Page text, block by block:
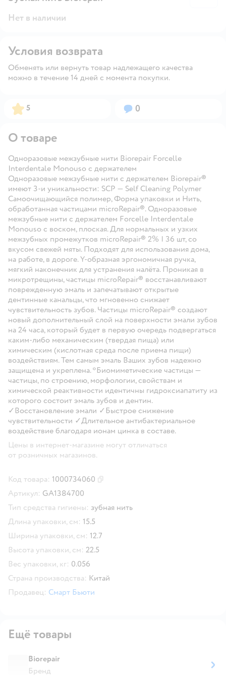
Нет в наличии
Условия возврата
Обменять или вернуть товар надлежащего качества
можно в течение 14 дней с момента покупки.
Рейтинг:
5 Вопросов:
0
О товаре
Одноразовые межзубные нити Biorepair Forcelle
Interdentale Monouso с держателем
Одноразовые межзубные нити с держателем Biorepair®
имеют 3-и уникальности: SCP — Self Cleaning Polymer
Самоочищающийся полимер, Форма упаковки и Нить,
обработанная частицами microRepair®. Одноразовые
межзубные нити с держателем Forcelle Interdentale
Monouso с воском, плоская. Для нормальных и узких
межзубных промежутков microRepair® 2% | 36 шт, со
вкусом свежей мяты. Подходят для использования дома,
на работе, в дороге. Y-образная эргономичная ручка,
мягкий наконечник для устранения налёта. Проникая в
микротрещины, частицы microRepair® восстанавливают
поврежденную эмаль и запечатывают открытые
дентинные канальцы, что мгновенно снижает
чувствительность зубов. Частицы microRepair® создают
новый дополнительный слой на поверхности эмали зубов
на 24 часа, который будет в первую очередь подвергаться
каким-либо механическим (твердая пища) или
химическим (кислотная среда после приема пищи)
воздействиям. Тем самым эмаль Ваших зубов надежно
защищена и укреплена. *Биомиметические частицы —
частицы, по строению, морфологии, свойствам и
химической реактивности идентичны гидроксиапатиту из
которого состоит эмаль зубов и дентин.
✓Восстановление эмали ✓Быстрое снижение
чувствительности ✓Длительное антибактериальное
воздействие благодаря ионам цинка в составе.
Цены в интернет-магазине могут отличаться
от розничных магазинов.
Код товара: 1000734060
Артикул: GA1384700
Тип средства гигиены: зубная нить
Длина упаковки, см: 15.5
Ширина упаковки, см: 12.7
Высота упаковки, см: 22.5
Вес упаковки, кг: 0.056
Страна производства: Китай
Продавец: Смарт Бьюти
Ещё товары
Biorepair
Бренд